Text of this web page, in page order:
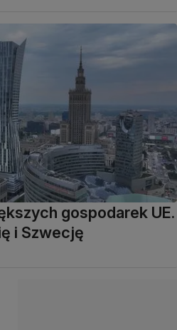
gospodarek UE.
i Szwecję